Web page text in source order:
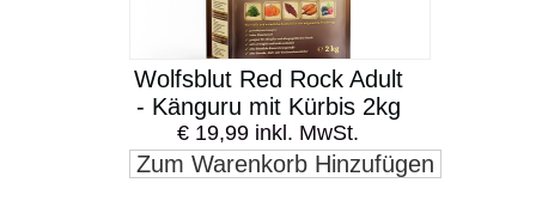
Wolfsblut Red Rock Adult
- Känguru mit Kürbis 2kg
€ 19,99 inkl. MwSt.
Zum Warenkorb Hinzufügen